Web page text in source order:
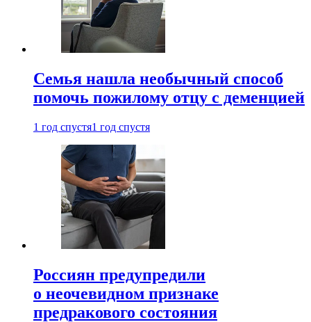
Семья нашла необычный способ
помочь пожилому отцу с деменцией
1 год спустя1 год спустя
Россиян предупредили
о неочевидном признаке
предракового состояния